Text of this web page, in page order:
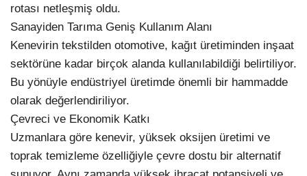
rotası netleşmiş oldu.
Sanayiden Tarıma Geniş Kullanım Alanı
Kenevirin tekstilden otomotive, kağıt üretiminden inşaat
sektörüne kadar birçok alanda kullanılabildiği belirtiliyor.
Bu yönüyle endüstriyel üretimde önemli bir hammadde
olarak değerlendiriliyor.
Çevreci ve Ekonomik Katkı
Uzmanlara göre kenevir, yüksek oksijen üretimi ve
toprak temizleme özelliğiyle çevre dostu bir alternatif